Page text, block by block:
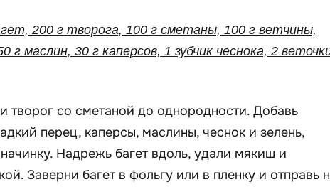
200 г творога, 100 г сметаны, 100 г ветчины,
г маслин, 30 г каперсов, 1 зубчик чеснока, 2
творог со сметаной до однородности. Добавь
перец, каперсы, маслины, чеснок и зелень,
Надрежь багет вдоль, удали мякиш и
Заверни багет в фольгу или в пленку и отправь